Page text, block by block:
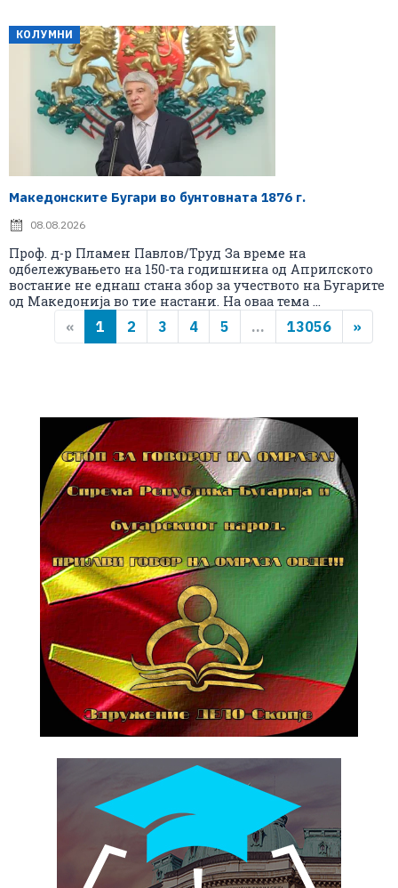
КОЛУМНИ
Македонските Бугари во бунтовната 1876 г.
08.08.2026
Проф. д-р Пламен Павлов/Труд За време на
одбележувањето на 150-та годишнина од Априлското
востание не еднаш стана збор за учеството на Бугарите
од Македонија во тие настани. На оваа тема ...
« 1 2 3 4 5 ... 13056 »